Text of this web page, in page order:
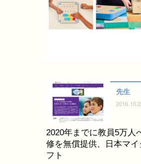
先生
2020年までに教員5万人
修を無償提供、日本マイ
フト